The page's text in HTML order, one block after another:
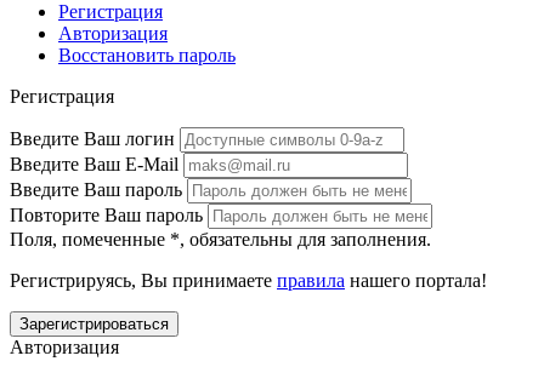
Регистрация
Авторизация
Восстановить пароль
Регистрация
Введите Ваш логин
Введите Ваш E-Mail
Введите Ваш пароль
Повторите Ваш пароль
Поля, помеченные *, обязательны для заполнения.
Регистрируясь, Вы принимаете правила нашего портала!
Авторизация